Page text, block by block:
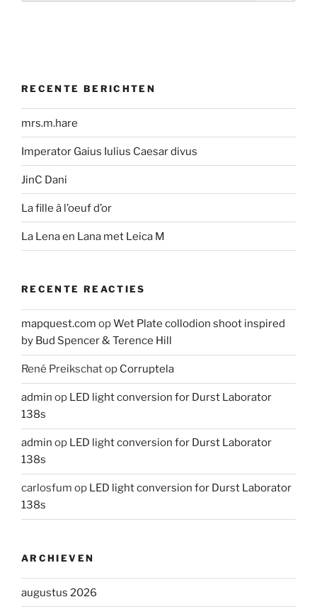
RECENTE BERICHTEN
mrs.m.hare
Imperator Gaius Iulius Caesar divus
JinC Dani
La fille à l’oeuf d’or
La Lena en Lana met Leica M
RECENTE REACTIES
mapquest.com opWet Plate collodion shoot inspired
by Bud Spencer & Terence Hill
René Preikschatop Corruptela
admin op LED light conversion for Durst Laborator
138s
admin op LED light conversion for Durst Laborator
138s
carlosfum op LED light conversion for Durst Laborator
138s
ARCHIEVEN
augustus 2026